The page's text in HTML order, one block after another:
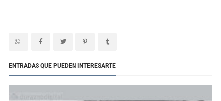
ENTRADAS QUE PUEDEN INTERESARTE